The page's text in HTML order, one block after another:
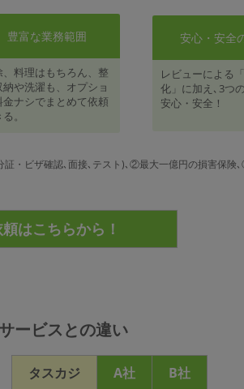
豊富な業務範囲
、料理はもちろん、整
納や洗濯も、オプショ
金ナシでまとめて依頼
。
安心・安全
レビューによる
化」に加え､3つ
安心・安全！
・ビザ確認､面接､テスト)､②最大一億円の損害保険
ービスとの違い
タスカジ A社
B社